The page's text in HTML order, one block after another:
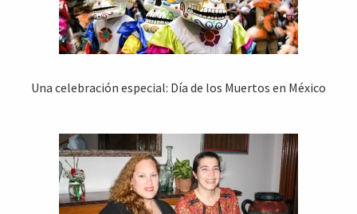
Una celebración especial: Día de los Muertos en México